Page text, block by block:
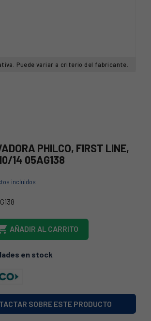
Puede variar a criterio del fabricante.
PHILCO, FIRST LINE,
14 05AG138
incluidos
AÑADIR AL CARRITO
en stock
SOBRE ESTE PRODUCTO